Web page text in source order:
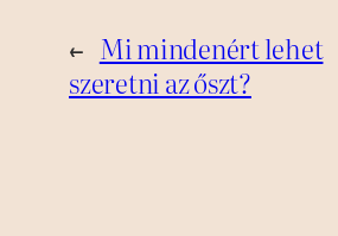
← Mi mindenért lehet
szeretni az őszt?